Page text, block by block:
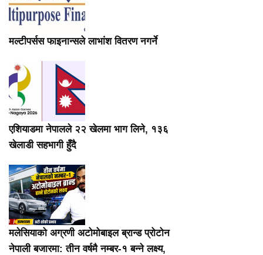
मल्टीपर्सस फाइनान्सले लाभांश वितरण नगर्ने
एशियाडमा नेपालले २२ खेलमा भाग लिने, १३६
खेलाडी सहभागी हुँदै
मलेसियाको अग्रणी अटोमोबाइल ब्रान्ड प्रोटोन
नेपाली बजारमा: तीन वर्षमै नम्बर-१ बन्ने लक्ष्य,